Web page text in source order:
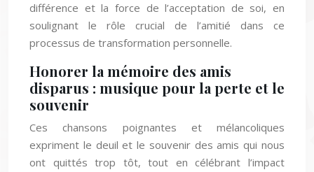
différence et la force de l’acceptation de soi, en
soulignant le rôle crucial de l’amitié dans ce
processus de transformation personnelle.
Honorer la mémoire des amis
disparus : musique pour la perte et le
souvenir
Ces chansons poignantes et mélancoliques
expriment le deuil et le souvenir des amis qui nous
ont quittés trop tôt, tout en célébrant l’impact